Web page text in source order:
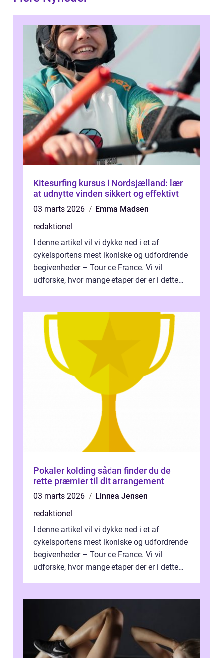
Kitesurfing kursus i Nordsjælland: lær
at udnytte vinden sikkert og effektivt
03 marts 2026
Emma Madsen
redaktionel
I denne artikel vil vi dykke ned i et af
cykelsportens mest ikoniske og udfordrende
begivenheder – Tour de France. Vi vil
udforske, hvor mange etaper der er i dette
Pokaler kolding sådan finder du de
rette præmier til dit arrangement
03 marts 2026
Linnea Jensen
redaktionel
I denne artikel vil vi dykke ned i et af
cykelsportens mest ikoniske og udfordrende
begivenheder – Tour de France. Vi vil
udforske, hvor mange etaper der er i dette